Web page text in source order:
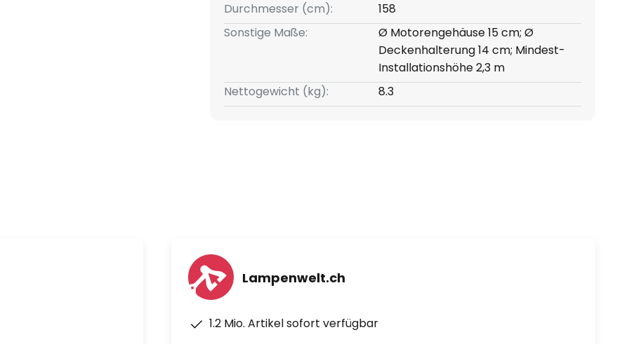
Durchmesser (cm):
158
Sonstige Maße:
Ø Motorengehäuse 15 cm; Ø
Deckenhalterung 14 cm; Mindest-
Installationshöhe 2,3 m
Nettogewicht (kg):
8.3
Lampenwelt.ch
1.2 Mio. Artikel sofort verfügbar